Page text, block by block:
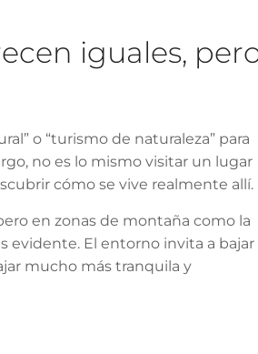
iguales,
o “turismo de naturaleza” para
no es lo mismo visitar un lugar
cómo se vive realmente allí.
en zonas de montaña como la
evidente. El entorno invita a bajar
mucho más tranquila y